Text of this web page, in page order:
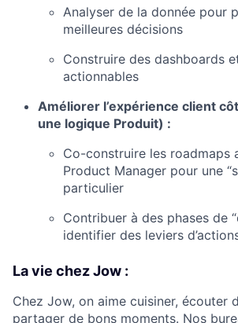
Analyser de la donnée pour
meilleures décisions
Construire des dashboards
actionnables
Améliorer l’expérience client
une logique Produit) :
Co-construire les roadmaps
Product Manager pour une
particulier
Contribuer à des phases de
identifier des leviers
La vie chez Jow :
Chez Jow, on aime cuisiner, écouter
partager de bons moments. Nos